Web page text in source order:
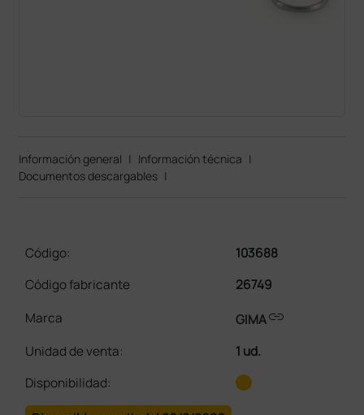
Información general | Información técnica |
Documentos descargables |
Código:
103688
Código fabricante
26749
Marca
GIMAlink
Unidad de venta:
1 ud.
Disponibilidad: